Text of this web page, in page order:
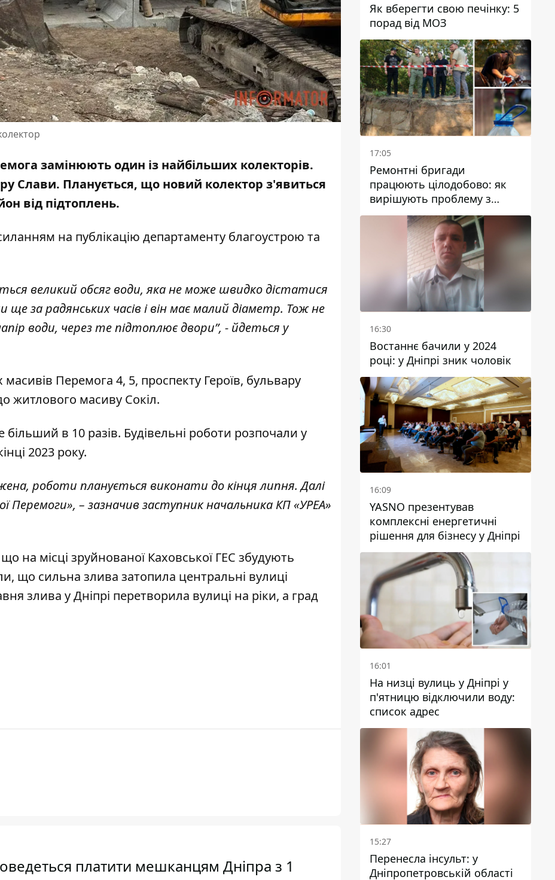
замінюють один із найбільших колекторів.
Слави. Планується, що новий колектор з'явиться
від підтоплень.
на публікацію департаменту благоустрою та
великий обсяг води, яка не може швидко дістатися
ще за радянських часів і він має малий діаметр. Тож не
води, через те підтоплює двори”, - йдеться у
Перемога 4, 5, проспекту Героїв, бульвару
житлового масиву Сокіл.
більший в 10 разів. Будівельні роботи розпочали у
2023 року.
роботи планується виконати до кінця липня. Далі
Перемоги», – зазначив заступник начальника КП «УРЕА»
на місці зруйнованої Каховської ГЕС збудують
що сильна злива затопила центральні вулиці
злива у Дніпрі перетворила вулиці на ріки, а град
платити мешканцям Дніпра з 1
Як вберегти свою печінку: 5
порад від МОЗ
17:05
Ремонтні бригади
працюють цілодобово: як
вирішують проблему з
водою у Марганецькій
громаді
16:30
Востаннє бачили у 2024
році: у Дніпрі зник чоловік
16:09
YASNO презентував
комплексні енергетичні
рішення для бізнесу у Дніпрі
16:01
На низці вулиць у Дніпрі у
п'ятницю відключили воду:
список адрес
15:27
Перенесла інсульт: у
Дніпропетровській області